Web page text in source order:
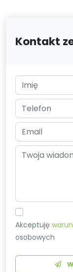
Kontakt
Akceptuję
osobowych